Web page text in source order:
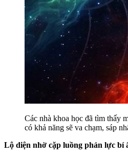
Các nhà khoa học đã tìm thấy
có khả năng sẽ va chạm, sáp
Lộ diện nhờ cặp luồng phản lực bí